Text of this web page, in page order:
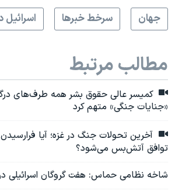
جهان
سرخط خبرها
مطالب مرتبط
کمیسر عالی حقوق بشر همه طرف‌های
«جنایات جنگی» متهم کرد
آخرین تحولات جنگ در غزه؛ آیا
توافق آتش‌بس می‌شود؟
شاخه نظامی حماس: هفت گروگان اسرائیلی